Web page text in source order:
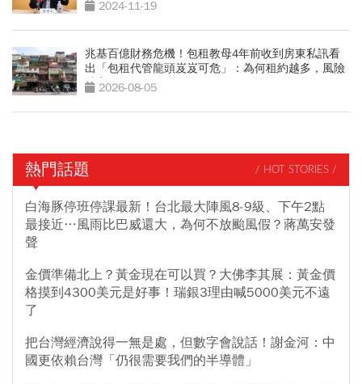
2024-11-19
兆基百億財務危機！包租教母4年前收到房東私訊看
出「包租代管龍頭岌岌可危」：為何租約越多，風險
越高？
2026-08-05
熱門話題 / HOT STORIES /
白海豚停班停課最新！台北最大陣風8-9級、下午2點
最接近…風雨比巴威還大，為何不放颱風假？蔣萬安發
聲
金價準備北上？黃金現在可以買？大佛李其展：黃金價
格摸到4300美元是好事！瑞銀3理由喊5000美元不遠
了
把台灣經濟說得一無是處，但數字會說話！謝金河：中
國更依賴台灣「仍很需要我們的半導體」